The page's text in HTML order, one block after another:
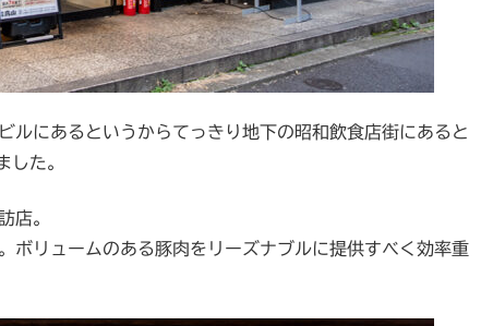
ルにあるというからてっきり地下の昭和飲食店街にあると
た。
店。
ボリュームのある豚肉をリーズナブルに提供すべく効率重